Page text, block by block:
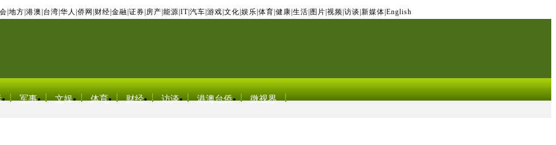
地方 港澳 台湾 华人 侨网 财经 金融 证券 房产 能源 IT| 汽车 游戏 文化 娱乐 体育 健康 生活 图片 视频 访谈 新媒体 English
军事 文娱 体育 财经 访谈 港澳台侨 微视界